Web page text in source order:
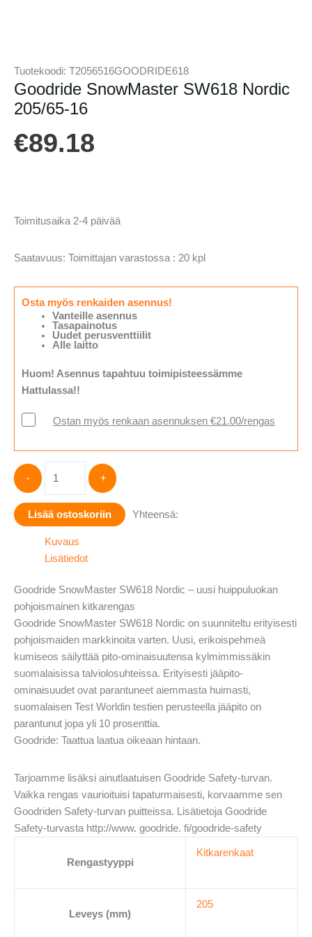
Tuotekoodi: T2056516GOODRIDE618
Goodride SnowMaster SW618 Nordic
205/65-16
€89.18
Toimitusaika 2-4 päivää
Saatavuus: Toimittajan varastossa : 20 kpl
Osta myös renkaiden asennus!
Vanteille asennus
Tasapainotus
Uudet perusventtiilit
Alle laitto
Huom! Asennus tapahtuu toimipisteessämme
Hattulassa!!
Ostan myös renkaan asennuksen €21.00/rengas
-
SnowMaster
SW618
Nordic
205/65-
16
+
Lisää ostoskoriin Yhteensä:
Kuvaus
Lisätiedot
Goodride SnowMaster SW618 Nordic – uusi huippuluokan
pohjoismainen kitkarengas
Goodride SnowMaster SW618 Nordic on suunniteltu erityisesti
pohjoismaiden markkinoita varten. Uusi, erikoispehmeä
kumiseos säilyttää pito-ominaisuutensa kylmimmissäkin
suomalaisissa talviolosuhteissa. Erityisesti jääpito-
ominaisuudet ovat parantuneet aiemmasta huimasti,
suomalaisen Test Worldin testien perusteella jääpito on
parantunut jopa yli 10 prosenttia.
Goodride: Taattua laatua oikeaan hintaan.
Tarjoamme lisäksi ainutlaatuisen Goodride Safety-turvan.
Vaikka rengas vaurioituisi tapaturmaisesti, korvaamme sen
Goodriden Safety-turvan puitteissa. Lisätietoja Goodride
Safety-turvasta http://www. goodride. fi/goodride-safety
Rengastyyppi
Kitkarenkaat
Leveys (mm)
205